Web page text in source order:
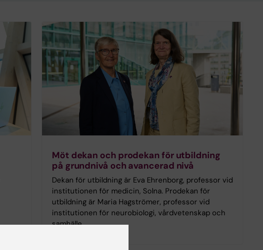
Möt dekan och prodekan för utbildning
på grundnivå och avancerad nivå
Dekan för utbildning är Eva Ehrenborg, professor vid
institutionen för medicin, Solna. Prodekan för
utbildning är Maria Hagströmer, professor vid
institutionen för neurobiologi, vårdvetenskap och
samhälle.